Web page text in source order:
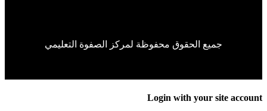
جميع الحقوق محفوظة لمركز الصفوة التعليمي
Login with your site